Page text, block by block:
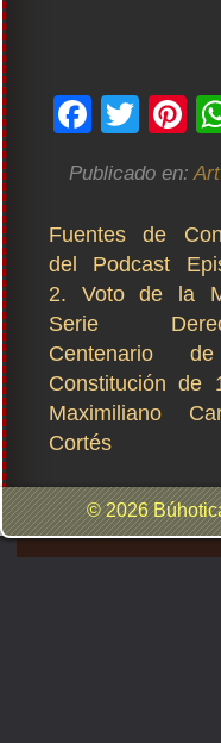
Publicado en:
de
entradas
Fuentes de
del Podcast
2. Voto de la
Serie
Centenario
Constitución de
Maximiliano
Cortés
© 2026